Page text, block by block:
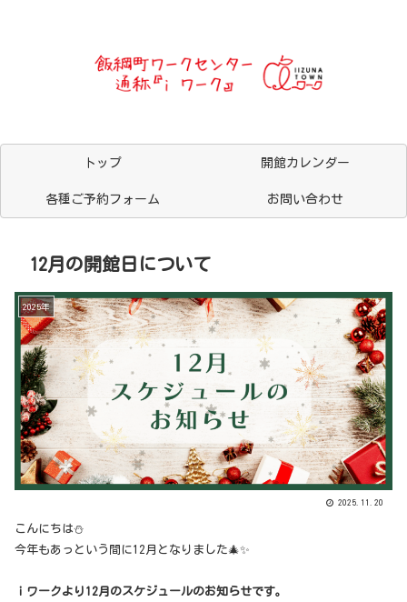
トップ 開館カレンダー
各種ご予約フォーム お問い合わせ
12月の開館日について
2025年
2025.11.20
こんにちは⛄
今年もあっという間に12月となりました🎄✨
ｉワークより12月のスケジュールのお知らせです。